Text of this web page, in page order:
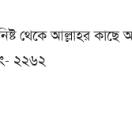
থেকে আল্লাহর কাছে
২২৬২